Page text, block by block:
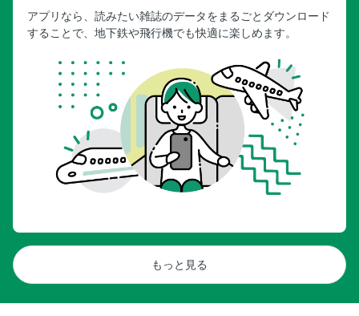
アプリなら、読みたい雑誌のデータをまるごとダウンロード
することで、地下鉄や飛行機でも快適に楽しめます。
もっと見る